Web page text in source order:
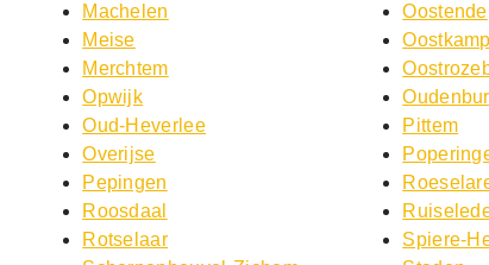
Machelen
Meise
Merchtem
Opwijk
Oud-Heverlee
Overijse
Pepingen
Roosdaal
Rotselaar
Oostende
Oostkamp
Pittem
Spiere-